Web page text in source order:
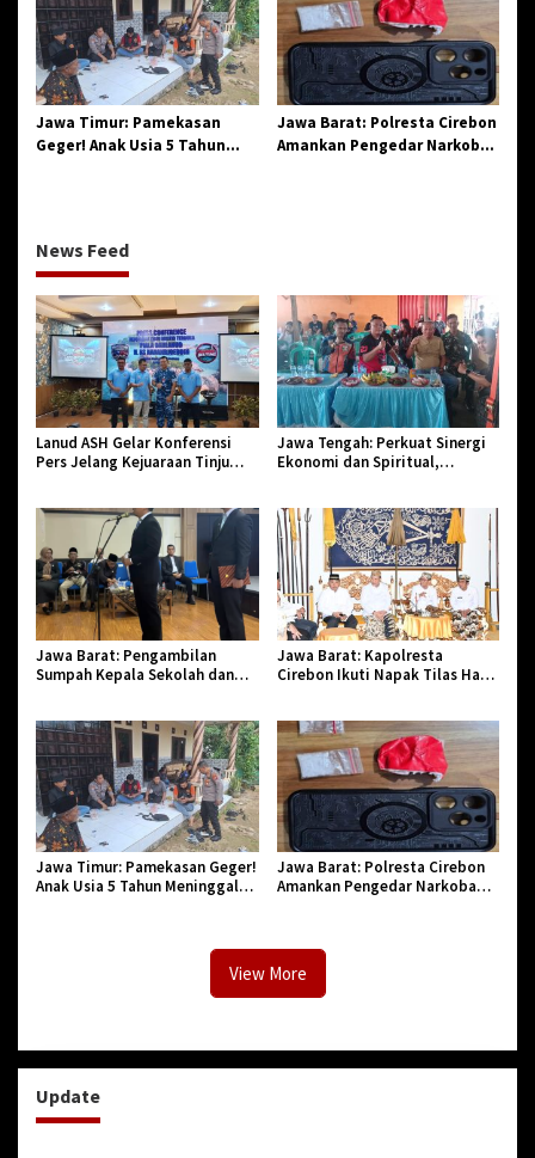
Birokrasi
Jawa Timur: Pamekasan
Geger! Anak Usia 5 Tahun
Jawa Barat: Polresta Cirebon
Amankan Pengedar Narkoba
News Feed
Lanud ASH Gelar Konferensi
Pers Jelang Kejuaraan Tinju
Jawa Tengah: Perkuat Sinergi
Ekonomi dan Spiritual,
Jawa Barat: Pengambilan
Sumpah Kepala Sekolah dan
Pendidikan dan Birokrasi
Jawa Barat: Kapolresta
Cirebon Ikuti Napak Tilas Hari
Jawa Timur: Pamekasan Geger!
Anak Usia 5 Tahun Meninggal
Jawa Barat: Polresta Cirebon
Amankan Pengedar Narkoba
View More
Update